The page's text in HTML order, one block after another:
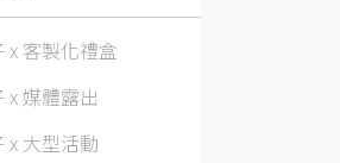
x 客製化禮盒
x 媒體露出
x 大型活動